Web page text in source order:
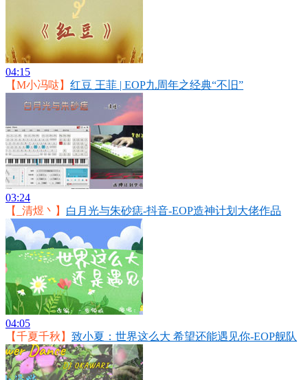
04:15
【M小冯哒】 红豆 王菲 | EOP九周年之经典“不旧”
03:24
【_清煜丶】 白月光与朱砂痣-抖音-EOP造神计划大佬作品
04:05
【千夏千秋】 致小夏：世界这么大 希望还能遇见你-EOP舰队